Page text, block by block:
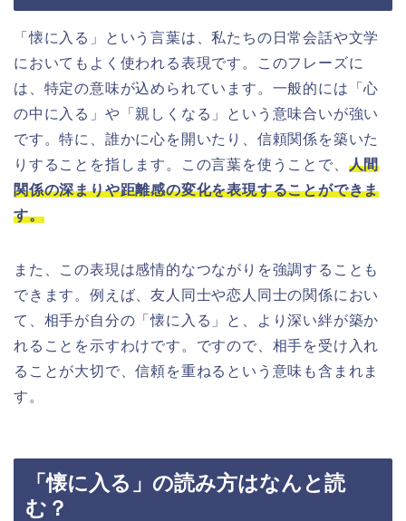
「懐に入る」という言葉は、私たちの日常会話や文学
においてもよく使われる表現です。このフレーズに
は、特定の意味が込められています。一般的には「心
の中に入る」や「親しくなる」という意味合いが強い
です。特に、誰かに心を開いたり、信頼関係を築いた
りすることを指します。この言葉を使うことで、 人間
関係の深まりや距離感の変化を表現することができま
す。
また、この表現は感情的なつながりを強調することも
できます。例えば、友人同士や恋人同士の関係におい
て、相手が自分の「懐に入る」と、より深い絆が築か
れることを示すわけです。ですので、相手を受け入れ
ることが大切で、信頼を重ねるという意味も含まれま
す。
「懐に入る」の読み方はなんと読
む？